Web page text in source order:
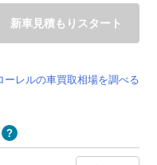
新車見積もりスタート
ーレルの車買取相場を調べる